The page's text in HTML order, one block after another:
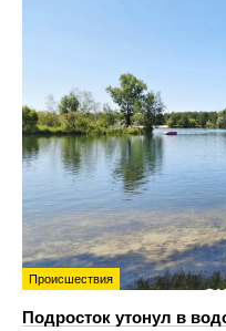
Происшествия
Подросток утонул в